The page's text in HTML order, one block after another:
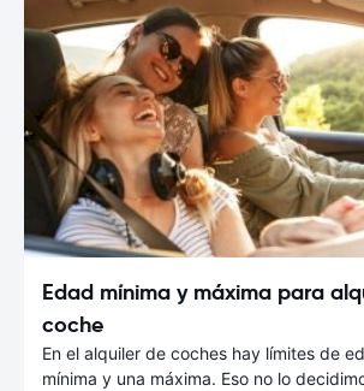
Edad mínima y máxima para
coche
En el alquiler de coches hay límites de
mínima y una máxima. Eso no lo